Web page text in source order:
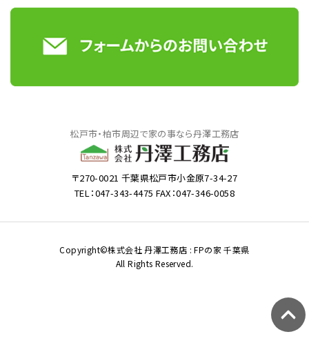
松戸市・柏市周辺で家の事なら丹澤工務店
〒270-0021 千葉県松戸市小金原7-34-27
TEL：047-343-4475 FAX：047-346-0058
Copyright©株式会社 丹澤工務店 : FPの家 千葉県
All Rights Reserved.